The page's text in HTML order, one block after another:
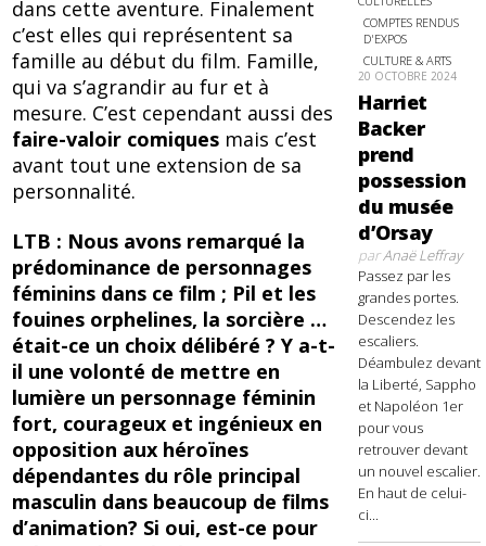
dans cette aventure. Finalement
c’est elles qui représentent sa
famille au début du film. Famille,
qui va s’agrandir au fur et à
mesure. C’est cependant aussi des
faire-valoir comiques mais c’est
avant tout une extension de sa
personnalité.
LTB : Nous avons remarqué la
prédominance de personnages
féminins dans ce film ; Pil et les
fouines orphelines, la sorcière …
était-ce un choix délibéré ? Y a-t-
il une volonté de mettre en
lumière un personnage féminin
fort, courageux et ingénieux en
opposition aux héroïnes
dépendantes du rôle principal
masculin dans beaucoup de films
d’animation? Si oui, est-ce pour
COMPTES RENDUS
D'EXPOS
CULTURE & ARTS
20 OCTOBRE 2024
Harriet
Backer
prend
possession
du musée
d’Orsay
parAnaë Leffray
Passez par les
grandes portes.
Descendez les
escaliers.
Déambulez devant
la Liberté, Sappho
et Napoléon 1er
pour vous
retrouver devant
un nouvel escalier.
En haut de celui-
ci...